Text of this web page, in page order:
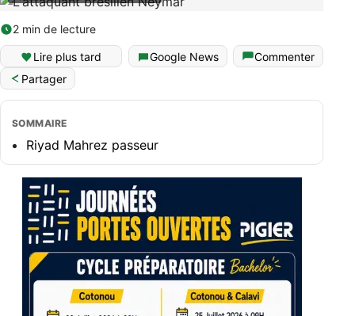
2 min de lecture
Lire plus tard Google News
Commenter
Partager
SOMMAIRE
Riyad Mahrez passeur